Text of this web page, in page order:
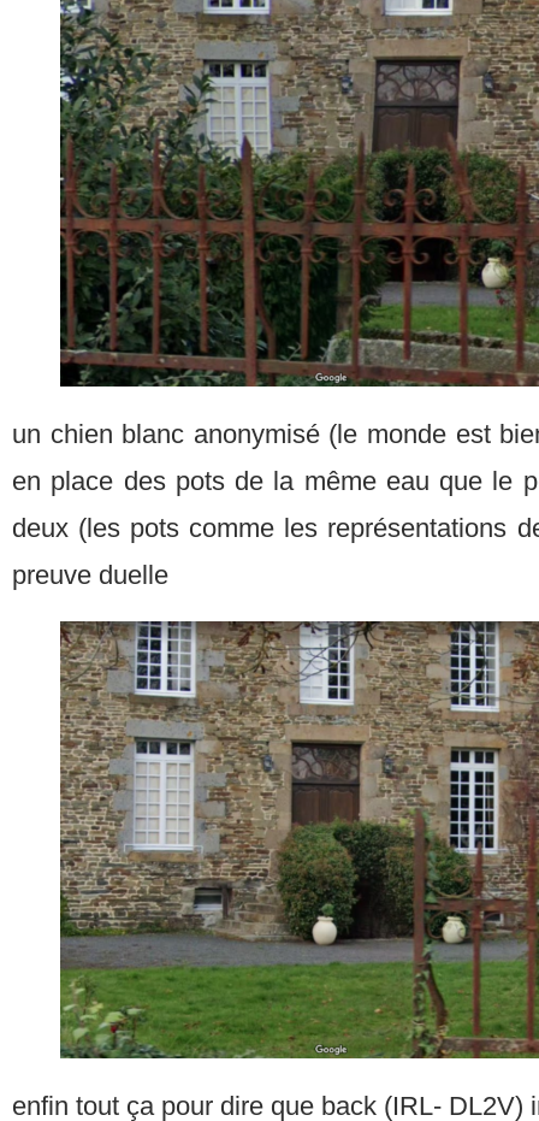
un chien blanc anonymisé (le monde est
en place des pots de la même eau que le
deux (les pots comme les représentations
preuve duelle
enfin tout ça pour dire que back (IRL- DL2V)